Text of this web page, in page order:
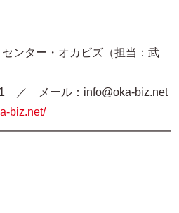
ンター・オカビズ（担当：武
／ メール：info@oka-biz.net
biz.net/